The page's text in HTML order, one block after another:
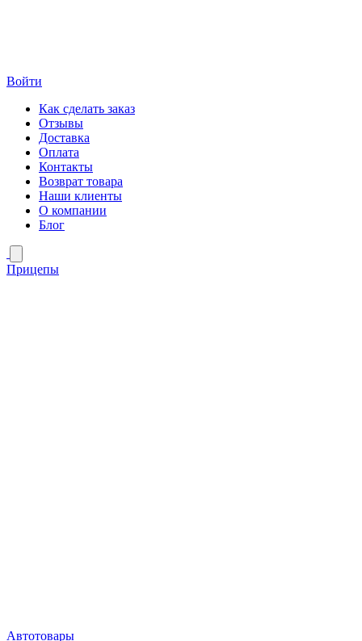
Войти
Как сделать заказ
Отзывы
Доставка
Оплата
Контакты
Возврат товара
Наши клиенты
О компании
Блог
Прицепы
Автотовары